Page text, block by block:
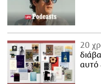
LIFO SHOP
NEWSLETTER
ΜΙΚΡΟΠΡΑΓΜΑΤΑ
THE GOOD LIFO
LIFOLAND
CITY GUIDE
20
αυτό